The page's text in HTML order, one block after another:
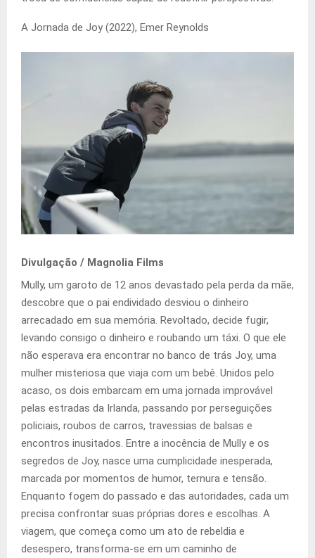
A Jornada de Joy (2022), Emer Reynolds
Divulgação / Magnolia Films
Mully, um garoto de 12 anos devastado pela perda da mãe,
descobre que o pai endividado desviou o dinheiro
arrecadado em sua memória. Revoltado, decide fugir,
levando consigo o dinheiro e roubando um táxi. O que ele
não esperava era encontrar no banco de trás Joy, uma
mulher misteriosa que viaja com um bebê. Unidos pelo
acaso, os dois embarcam em uma jornada improvável
pelas estradas da Irlanda, passando por perseguições
policiais, roubos de carros, travessias de balsas e
encontros inusitados. Entre a inocência de Mully e os
segredos de Joy, nasce uma cumplicidade inesperada,
marcada por momentos de humor, ternura e tensão.
Enquanto fogem do passado e das autoridades, cada um
precisa confrontar suas próprias dores e escolhas. A
viagem, que começa como um ato de rebeldia e
desespero, transforma-se em um caminho de